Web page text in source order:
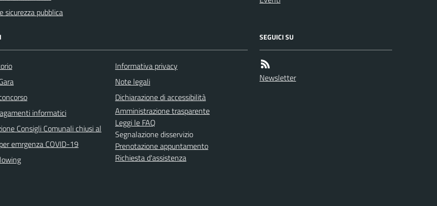
sicurezza pubblica
informatici
Consigli Comunali chiusi al
emrgenza COVID-19
Informativa privacy
Note legali
Dichiarazione di accessibilità
Amministrazione trasparente
Leggi le FAQ
Segnalazione disservizio
Prenotazione appuntamento
Richiesta d'assistenza
SEGUICI SU
Newsletter